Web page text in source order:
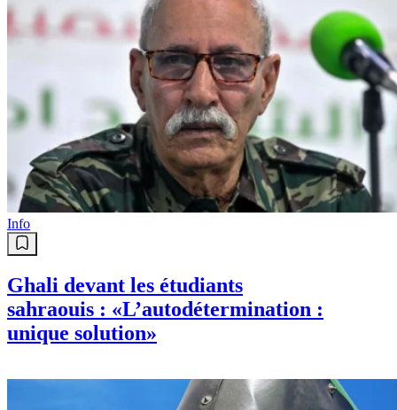
Info
Ghali devant les étudiants
sahraouis : «L’autodétermination :
unique solution»